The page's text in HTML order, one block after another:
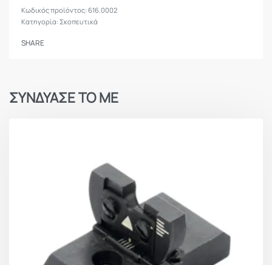
616.0002
Κατηγορία:Σκοπευτικά
SHARE
ΣΥΝΔΥΑΣΕ ΤΟ ΜΕ